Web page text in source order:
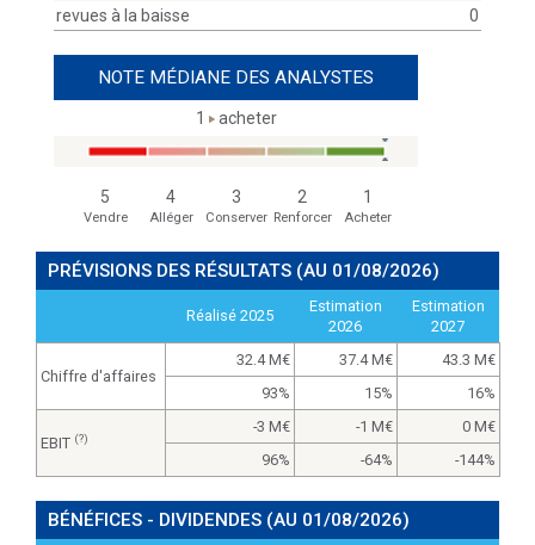
revues à la baisse
0
NOTE MÉDIANE DES ANALYSTES
1 acheter
5 4 3 2 1
Vendre Alléger Conserver Renforcer Acheter
PRÉVISIONS DES RÉSULTATS (AU 01/08/2026)
Réalisé 2025
Estimation
2026
Estimation
2027
Chiffre d'affaires
32.4 M 37.4 M
43.3 M
93%
15% 16%
EBIT (?)
-3 M -1 M
0 M
96%
-64% -144%
BÉNÉFICES - DIVIDENDES (AU 01/08/2026)